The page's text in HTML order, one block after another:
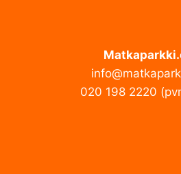
020 198 2220